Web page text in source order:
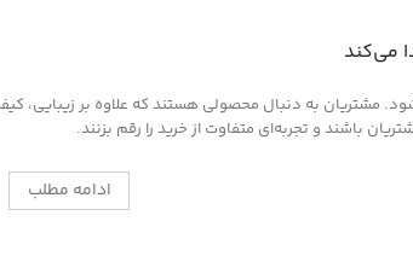
می‌کند
به دنبال محصولی هستند که علاوه بر زیبایی،
باشند و تجربه‌ای متفاوت از خرید را رقم بزنند.
ادامه مطلب